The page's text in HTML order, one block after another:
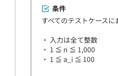
条件
すべてのテストケース
・ 入力は全て整数
・ 1 ≦ n ≦ 1,000
・ 1 ≦ a_i ≦ 100